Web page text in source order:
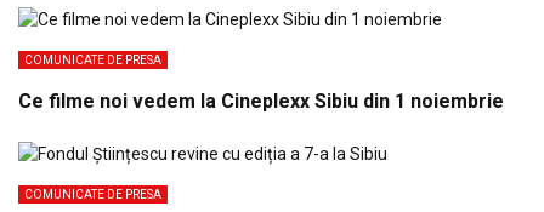
COMUNICATE DE PRESA
Ce filme noi vedem la Cineplexx Sibiu din 1 noiembrie
COMUNICATE DE PRESA